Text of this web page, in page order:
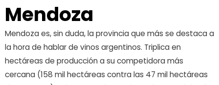
Mendoza
Mendoza es, sin duda, la provincia que más se destaca a
la hora de hablar de vinos argentinos. Triplica en
hectáreas de producción a su competidora más
cercana (158 mil hectáreas contra las 47 mil hectáreas